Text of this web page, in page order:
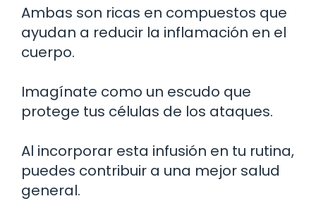
Ambas son ricas en compuestos que
ayudan a reducir la inflamación en el
cuerpo.
Imagínate como un escudo que
protege tus células de los ataques.
Al incorporar esta infusión en tu rutina,
puedes contribuir a una mejor salud
general.